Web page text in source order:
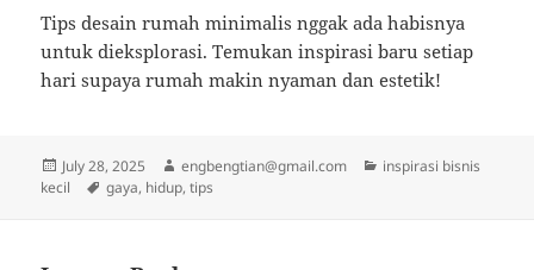
Tips desain rumah minimalis nggak ada habisnya
untuk dieksplorasi. Temukan inspirasi baru setiap
hari supaya rumah makin nyaman dan estetik!
Posted
on
July 28, 2025 Author
engbengtian@gmail.com Categories
inspirasi bisnis
kecil
Tags
gaya, hidup,tips